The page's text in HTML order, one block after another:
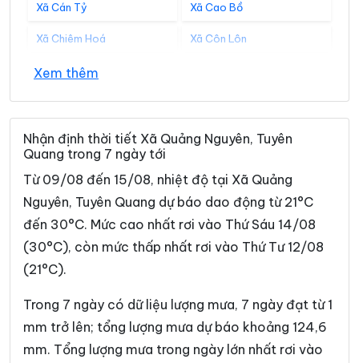
Xã Cán Tỷ Xã Cao Bồ
Xã Chiêm Hoá Xã Côn Lôn
Xã Đồng Tâm
Xã Đồng Văn Xã Đồng Yên
Xã Du Già Xã Đường Hồng
Xã Đường Thượng
Xã Hàm Yên Xã Hồ Thầu
Xã Hòa An Xã Hoàng Su Phì
Xã Hồng Sơn
Xã Hùng Lợi Xã Khâu Vai
Xã Khuôn Lùng Xã Kiên Đài
Xem thêm
Nhận định thời tiết Xã Quảng Nguyên, Tuyên
Quang trong 7 ngày tới
Từ 09/08 đến 15/08, nhiệt độ tại Xã Quảng
Nguyên, Tuyên Quang dự báo dao động từ 21°C
đến 30°C. Mức cao nhất rơi vào Thứ Sáu 14/08
(30°C), còn mức thấp nhất rơi vào Thứ Tư 12/08
(21°C).
Trong 7 ngày có dữ liệu lượng mưa, 7 ngày đạt từ 1
mm trở lên; tổng lượng mưa dự báo khoảng 124,6
mm. Tổng lượng mưa trong ngày lớn nhất rơi vào